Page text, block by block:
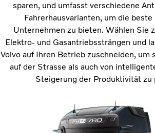
sparen, und umfasst verschiedene
Fahrerhausvarianten, um die
Unternehmen zu bieten. Wählen Sie
Elektro- und Gasantriebssträngen und
Volvo auf Ihren Betrieb zuschneiden, um
auf der Strasse als auch von
Steigerung der Produktivität zu